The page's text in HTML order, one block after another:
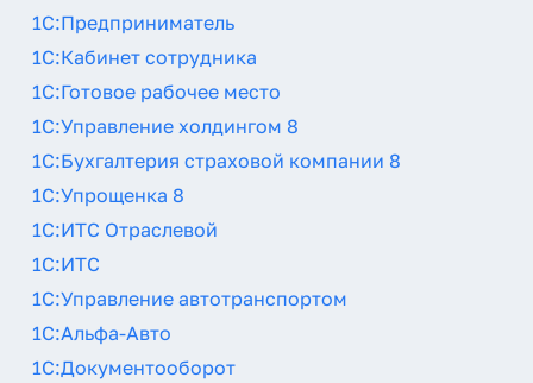
1С:Предприниматель
1С:Кабинет сотрудника
1С:Готовое рабочее место
1С:Управление холдингом 8
1С:Бухгалтерия страховой компании 8
1С:Упрощенка 8
1С:ИТС Отраслевой
1С:ИТС
1С:Управление автотранспортом
1С:Альфа-Авто
1С:Документооборот